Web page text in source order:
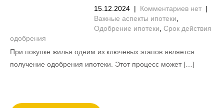
15.12.2024 | Комментариев нет |
Важные аспекты ипотеки
Одобрение ипотеки Срок действия
одобрения
При покупке жилья одним из ключевых этапов является
получение одобрения ипотеки. Этот процесс может […]